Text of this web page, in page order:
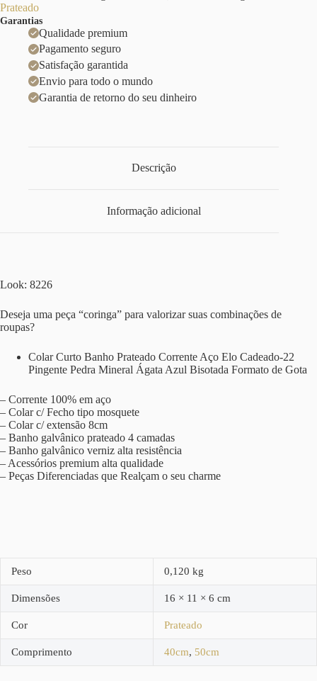
Prateado
Garantias
Qualidade premium
Pagamento seguro
Satisfação garantida
Envio para todo o mundo
Garantia de retorno do seu dinheiro
Descrição
Informação adicional
Look: 8226
Deseja uma peça “coringa” para valorizar suas combinações de
roupas?
Colar Curto Banho Prateado Corrente Aço Elo Cadeado-22
Pingente Pedra Mineral Ágata Azul Bisotada Formato de Gota
– Corrente 100% em aço
– Colar c/ Fecho tipo mosquete
– Colar c/ extensão 8cm
– Banho galvânico prateado 4 camadas
– Banho galvânico verniz alta resistência
– Acessórios premium alta qualidade
– Peças Diferenciadas que Realçam o seu charme
Peso 0,120 kg
Dimensões 16 × 11 × 6 cm
Cor Prateado
Comprimento 40cm, 50cm